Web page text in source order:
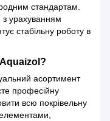
стандартам.
з урахуванням
стабільну роботу в
асортимент
професійну
всю покрівельну